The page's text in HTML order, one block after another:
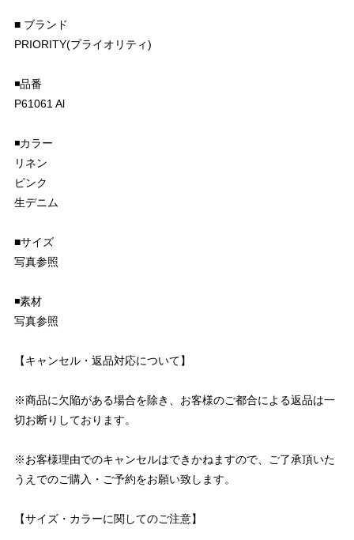
■ ブランド
PRIORITY(プライオリティ)
◾️品番
P61061 Al
◾️カラー
リネン
ピンク
生デニム
■サイズ
写真参照
◾️素材
写真参照
【キャンセル・返品対応について】
※商品に欠陥がある場合を除き、お客様のご都合による返品は一
切お断りしております。
※お客様理由でのキャンセルはできかねますので、ご了承頂いた
うえでのご購入・ご予約をお願い致します。
【サイズ・カラーに関してのご注意】